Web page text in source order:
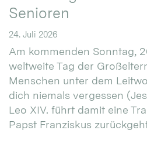
Senioren
24. Juli 2026
Am kommenden Sonntag,
weltweite Tag der
Menschen unter dem
dich niemals vergessen
Leo XIV. führt damit eine
Papst Franziskus